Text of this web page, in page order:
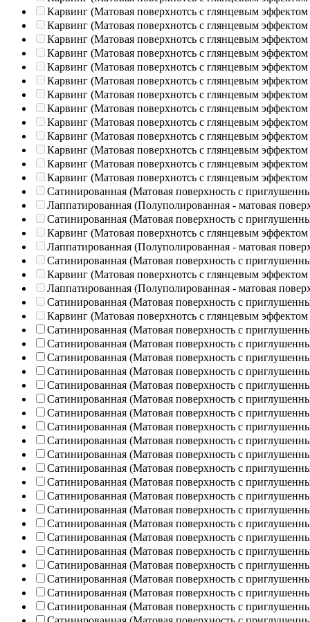
Карвинг (Матовая поверхнотсь с глянцевым эффектом
Карвинг (Матовая поверхнотсь с глянцевым эффектом
Карвинг (Матовая поверхнотсь с глянцевым эффектом
Карвинг (Матовая поверхнотсь с глянцевым эффектом
Карвинг (Матовая поверхнотсь с глянцевым эффектом
Карвинг (Матовая поверхнотсь с глянцевым эффектом
Карвинг (Матовая поверхнотсь с глянцевым эффектом
Карвинг (Матовая поверхнотсь с глянцевым эффектом
Карвинг (Матовая поверхнотсь с глянцевым эффектом
Карвинг (Матовая поверхнотсь с глянцевым эффектом
Карвинг (Матовая поверхнотсь с глянцевым эффектом
Карвинг (Матовая поверхнотсь с глянцевым эффектом
Карвинг (Матовая поверхнотсь с глянцевым эффектом
Сатинированная (Матовая поверхность с
Лаппатированная (Полуполированная - матовая
Сатинированная (Матовая поверхность с
Карвинг (Матовая поверхнотсь с глянцевым эффектом
Лаппатированная (Полуполированная - матовая
Сатинированная (Матовая поверхность с
Карвинг (Матовая поверхнотсь с глянцевым эффектом
Лаппатированная (Полуполированная - матовая
Сатинированная (Матовая поверхность с
Карвинг (Матовая поверхнотсь с глянцевым эффектом
Сатинированная (Матовая поверхность с
Сатинированная (Матовая поверхность с
Сатинированная (Матовая поверхность с
Сатинированная (Матовая поверхность с
Сатинированная (Матовая поверхность с
Сатинированная (Матовая поверхность с
Сатинированная (Матовая поверхность с
Сатинированная (Матовая поверхность с
Сатинированная (Матовая поверхность с
Сатинированная (Матовая поверхность с
Сатинированная (Матовая поверхность с
Сатинированная (Матовая поверхность с
Сатинированная (Матовая поверхность с
Сатинированная (Матовая поверхность с
Сатинированная (Матовая поверхность с
Сатинированная (Матовая поверхность с
Сатинированная (Матовая поверхность с
Сатинированная (Матовая поверхность с
Сатинированная (Матовая поверхность с
Сатинированная (Матовая поверхность с
Сатинированная (Матовая поверхность с